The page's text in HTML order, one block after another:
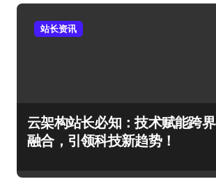
站长资讯
云架构站长必知：技术赋能跨界
融合，引领科技新趋势！